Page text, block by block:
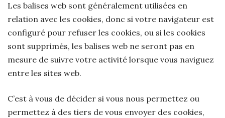
Les balises web sont généralement utilisées en
relation avec les cookies, donc si votre navigateur est
configuré pour refuser les cookies, ou si les cookies
sont supprimés, les balises web ne seront pas en
mesure de suivre votre activité lorsque vous naviguez
entre les sites web.
C’est à vous de décider si vous nous permettez ou
permettez à des tiers de vous envoyer des cookies,